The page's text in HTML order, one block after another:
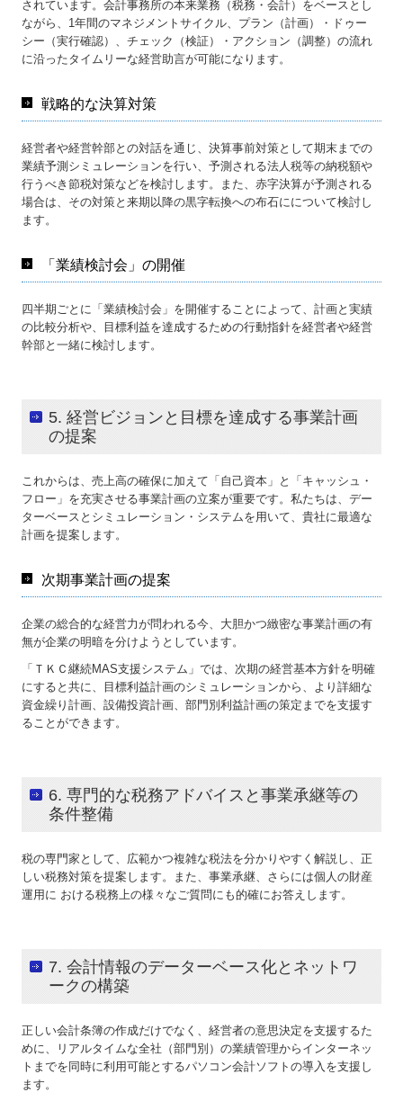
されています。会計事務所の本来業務（税務・会計）をベースとし
ながら、1年間のマネジメントサイクル、プラン（計画）・ドゥー
シー（実行確認）、チェック（検証）・アクション（調整）の流れ
に沿ったタイムリーな経営助言が可能になります。
戦略的な決算対策
経営者や経営幹部との対話を通じ、決算事前対策として期末までの
業績予測シミュレーションを行い、予測される法人税等の納税額や
行うべき節税対策などを検討します。また、赤字決算が予測される
場合は、その対策と来期以降の黒字転換への布石にについて検討し
ます。
「業績検討会」の開催
四半期ごとに「業績検討会」を開催することによって、計画と実績
の比較分析や、目標利益を達成するための行動指針を経営者や経営
幹部と一緒に検討します。
5. 経営ビジョンと目標を達成する事業計画
の提案
これからは、売上高の確保に加えて「自己資本」と「キャッシュ・
フロー」を充実させる事業計画の立案が重要です。私たちは、デー
ターベースとシミュレーション・システムを用いて、貴社に最適な
計画を提案します。
次期事業計画の提案
企業の総合的な経営力が問われる今、大胆かつ緻密な事業計画の有
無が企業の明暗を分けようとしています。
「ＴＫＣ継続MAS支援システム」では、次期の経営基本方針を明確
にすると共に、目標利益計画のシミュレーションから、より詳細な
資金繰り計画、設備投資計画、部門別利益計画の策定までを支援す
ることができます。
6. 専門的な税務アドバイスと事業承継等の
条件整備
税の専門家として、広範かつ複雑な税法を分かりやすく解説し、正
しい税務対策を提案します。また、事業承継、さらには個人の財産
運用に おける税務上の様々なご質問にも的確にお答えします。
7. 会計情報のデーターベース化とネットワ
ークの構築
正しい会計条簿の作成だけでなく、経営者の意思決定を支援するた
めに、リアルタイムな全社（部門別）の業績管理からインターネッ
トまでを同時に利用可能とするパソコン会計ソフトの導入を支援し
ます。